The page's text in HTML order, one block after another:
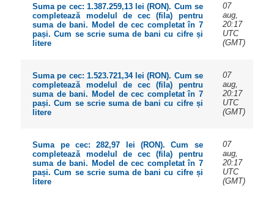
Suma pe cec: 1.387.259,13 lei (RON). Cum se
completează modelul de cec (fila) pentru
suma de bani. Model de cec completat în 7
pași. Cum se scrie suma de bani cu cifre și
litere
07
aug,
20:17
UTC
(GMT)
Suma pe cec: 1.523.721,34 lei (RON). Cum se
completează modelul de cec (fila) pentru
suma de bani. Model de cec completat în 7
pași. Cum se scrie suma de bani cu cifre și
litere
07
aug,
20:17
UTC
(GMT)
Suma pe cec: 282,97 lei (RON). Cum se
completează modelul de cec (fila) pentru
suma de bani. Model de cec completat în 7
pași. Cum se scrie suma de bani cu cifre și
litere
07
aug,
20:17
UTC
(GMT)